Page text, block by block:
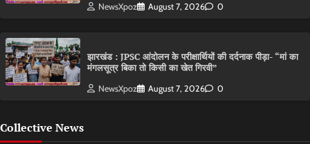
NewsXpoz August 7, 2026 0
झारखंड : JPSC आंदोलन के परीक्षार्थियों की दर्दनाक पीड़ा- “मां का
मंगलसूत्र बिका तो किसी का खेत गिरवी”
NewsXpoz August 7, 2026 0
Collective News